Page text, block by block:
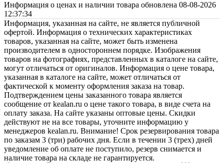
Информация о ценах и наличии товара обновлена 08-08-2026
12:37:34
Информация, указанная на сайте, не является публичной
офертой. Информация о технических характеристиках
товаров, указанная на сайте, может быть изменена
производителем в одностороннем порядке. Изображения
товаров на фотографиях, представленных в каталоге на сайте,
могут отличаться от оригиналов. Информация о цене товара,
указанная в каталоге на сайте, может отличаться от
фактической к моменту оформления заказа на товар.
Подтверждением цены заказанного товара является
сообщение от kealan.ru о цене такого товара, в виде счета на
оплату заказа. На сайте указаны оптовые цены. Скидки
действуют не на все товары, уточните информацию у
менеджеров kealan.ru. Внимание! Срок резервирования товара
по заказам 3 (три) рабочих дня. Если в течении 3 (трех) дней
уведомление об оплате не поступило, резерв снимается и
наличие товара на складе не гарантируется.